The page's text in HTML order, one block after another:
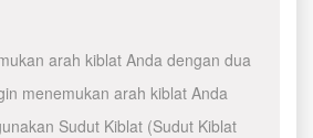
arah kiblat Anda dengan dua
menemukan arah kiblat Anda
Sudut Kiblat (Sudut Kiblat